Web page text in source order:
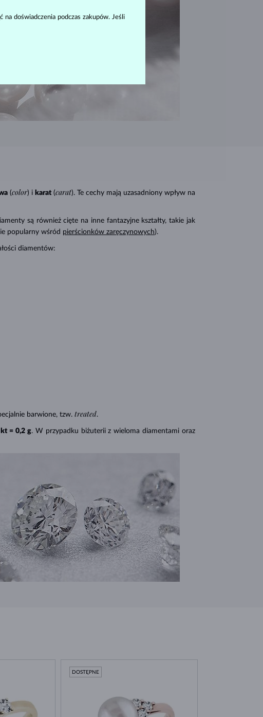
(color) i karat (carat). Te cechy mają uzasadniony wpływ na
są również cięte na inne fantazyjne kształty, takie jak
popularny wśród pierścionków zaręczynowych).
diamentów:
barwione, tzw. treated.
kt = 0,2 g. W przypadku biżuterii z wieloma diamentami oraz
DOSTĘPNE
doświadczenia podczas zakupów. Jeśli